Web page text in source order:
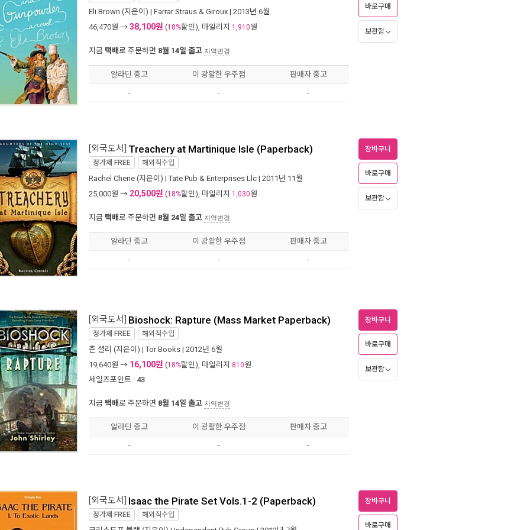
Eli Brown (지은이) | Farrar Straus & Giroux | 2013년 6월
46,470원 → 38,100원 (18%할인), 마일리지 1,910원
지금 택배로 주문하면 8월 14일 출고 지역변경
바로구매
보관함
알라딘 중고 이 광활한 우주점 판매자 중고
- - -
[외국도서] Treachery at Martinique Isle (Paperback)
정가제 FREE 해외직수입
Rachel Cherie (지은이) |Tate Pub & Enterprises Llc | 2011년 11월
25,000원 → 20,500원 (18%할인), 마일리지 1,030원
지금 택배로 주문하면 8월 24일 출고 지역변경
장바구니
바로구매
보관함
알라딘 중고 이 광활한 우주점 판매자 중고
- - -
[외국도서] Bioshock: Rapture (Mass Market Paperback)
정가제 FREE 해외직수입
존 셜리 (지은이) |Tor Books | 2012년 6월
19,640원 → 16,100원 (18%할인), 마일리지 810원
세일즈포인트 : 43
지금 택배로 주문하면 8월 14일 출고 지역변경
장바구니
바로구매
보관함
알라딘 중고 이 광활한 우주점 판매자 중고
- - -
[외국도서] Isaac the Pirate Set Vols.1-2 (Paperback)
정가제 FREE 해외직수입
장바구니
바로구매